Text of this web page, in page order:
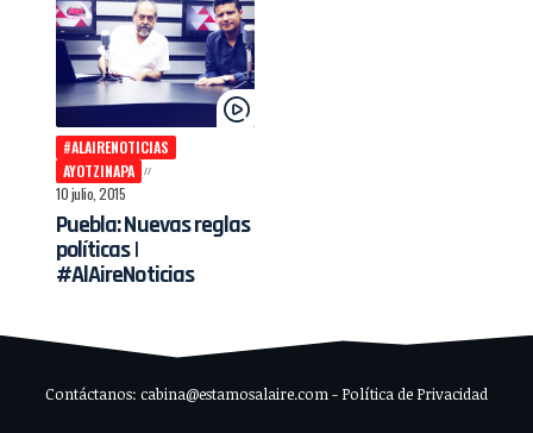
#ALAIRENOTICIAS
AYOTZINAPA
10 julio, 2015
Puebla: Nuevas reglas
políticas |
#AlAireNoticias
Contáctanos: cabina@estamosalaire.com - Política de Privacidad